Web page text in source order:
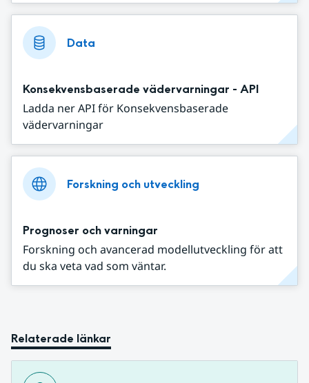
Data
Konsekvensbaserade vädervarningar - API
Ladda ner API för Konsekvensbaserade
vädervarningar
Forskning och utveckling
Prognoser och varningar
Forskning och avancerad modellutveckling för att
du ska veta vad som väntar.
Relaterade länkar